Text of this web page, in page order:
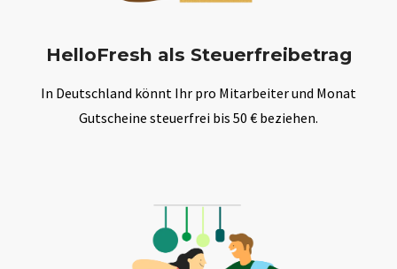
HelloFresh als Steuerfreibetrag
In Deutschland könnt Ihr pro Mitarbeiter und Monat
Gutscheine steuerfrei bis 50 € beziehen.